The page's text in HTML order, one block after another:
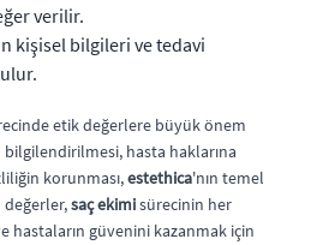
verilir.
kişisel bilgileri ve tedavi
etik değerlere büyük önem
bilgilendirilmesi, hasta haklarına
korunması,estethica'nın temel
saç ekimisürecinin her
hastaların güvenini kazanmak için